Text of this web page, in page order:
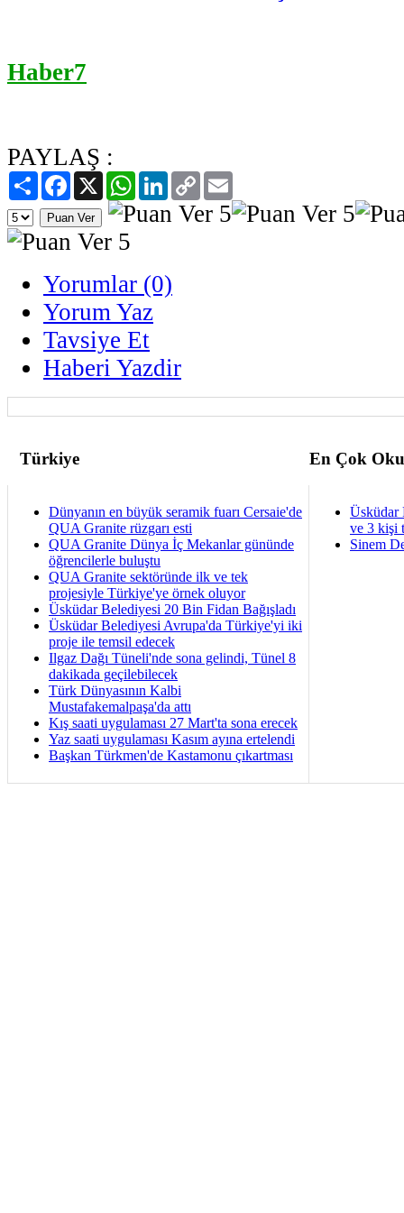
Haber7
PAYLAŞ :
PaylaşFacebook
X WhatsAppLinkedIn
Copy
Link
Yorumlar (0)
Yorum Yaz
Tavsiye Et
Haberi Yazdir
Türkiye En Çok
Dünyanın en büyük seramik fuarı Cersaie'de
QUA Granite rüzgarı esti
QUA Granite Dünya İç Mekanlar gününde
öğrencilerle buluştu
QUA Granite sektöründe ilk ve tek
projesiyle Türkiye'ye örnek oluyor
Üsküdar Belediyesi 20 Bin Fidan Bağışladı
Üsküdar Belediyesi Avrupa'da Türkiye'yi iki
proje ile temsil edecek
Ilgaz Dağı Tüneli'nde sona gelindi, Tünel 8
dakikada geçilebilecek
Türk Dünyasının Kalbi
Mustafakemalpaşa'da attı
Kış saati uygulaması 27 Mart'ta sona erecek
Yaz saati uygulaması Kasım ayına ertelendi
Başkan Türkmen'de Kastamonu çıkartması
Üsküdar
ve 3 kişi
Sinem